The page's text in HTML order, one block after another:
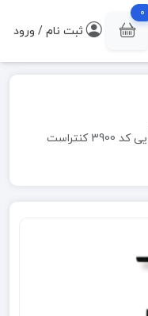
0
ثبت نام / ورود
جا مایع خط درشت طوسی روشن طلایی کد 3900 کنتراست